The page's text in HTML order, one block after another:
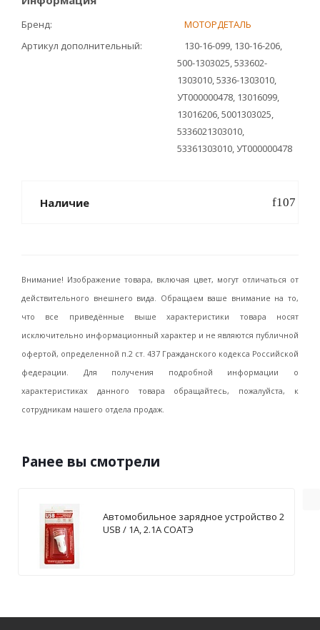
Бренд
МОТОРДЕТАЛЬ
Артикул дополнительный
130-16-099, 130-16-206,
500-1303025, 533602-
1303010, 5336-1303010,
УТ000000478, 13016099,
13016206, 5001303025,
5336021303010,
53361303010, УТ000000478
Наличие
Внимание! Изображение товара, включая цвет, могут отличаться от
действительного внешнего вида. Обращаем ваше внимание на то,
что все приведённые выше характеристики товара носят
исключительно информационный характер и не являются публичной
офертой, определенной п.2 ст. 437 Гражданского кодекса Российской
федерации. Для получения подробной информации о
характеристиках данного товара обращайтесь, пожалуйста, к
сотрудникам нашего отдела продаж.
Ранее вы смотрели
Автомобильное зарядное устройство 2
USB / 1А, 2.1А СОАТЭ